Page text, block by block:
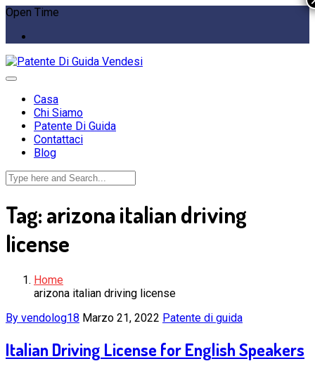
Open Time
Casa
Chi Siamo
Patente Di Guida
Contattaci
Blog
Tag:arizona italian driving
license
Home
arizona italian driving license
By vendolog18 Marzo 21, 2022 Patente di guida
Italian Driving License for English Speakers